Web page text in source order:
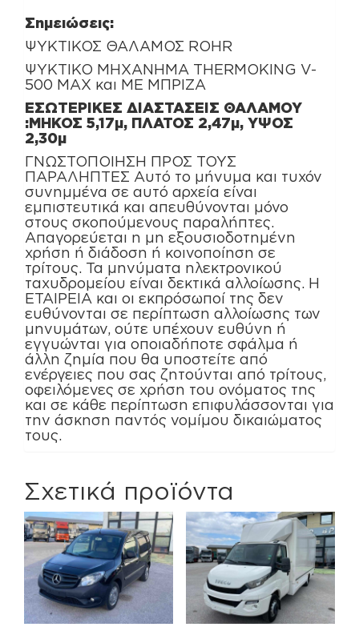
Σημειώσεις:
ΨΥΚΤΙΚΟΣ ΘΑΛΑΜΟΣ ROHR
ΨΥΚΤΙΚΟ ΜΗΧΑΝΗΜΑ THERMOKING V-
500 MAX και ΜΕ ΜΠΡΙΖΑ
ΕΣΩΤΕΡΙΚΕΣ ΔΙΑΣΤΑΣΕΙΣ ΘΑΛΑΜΟΥ
:ΜΗΚΟΣ 5,17μ, ΠΛΑΤΟΣ 2,47μ, ΥΨΟΣ
2,30μ
ΓΝΩΣΤΟΠΟΙΗΣΗ ΠΡΟΣ ΤΟΥΣ
ΠΑΡΑΛΗΠΤΕΣ Αυτό το μήνυμα και τυχόν
συνημμένα σε αυτό αρχεία είναι
εμπιστευτικά και απευθύνονται μόνο
στους σκοπούμενους παραλήπτες.
Απαγορεύεται η μη εξουσιοδοτημένη
χρήση ή διάδοση ή κοινοποίηση σε
τρίτους. Τα μηνύματα ηλεκτρονικού
ταχυδρομείου είναι δεκτικά αλλοίωσης. Η
ΕΤΑΙΡΕΙΑ και οι εκπρόσωποί της δεν
ευθύνονται σε περίπτωση αλλοίωσης των
μηνυμάτων, ούτε υπέχουν ευθύνη ή
εγγυώνται για οποιαδήποτε σφάλμα ή
άλλη ζημία που θα υποστείτε από
ενέργειες που σας ζητούνται από τρίτους,
οφειλόμενες σε χρήση του ονόματος της
και σε κάθε περίπτωση επιφυλάσσονται για
την άσκηση παντός νομίμου δικαιώματος
τους.
Σχετικά προϊόντα